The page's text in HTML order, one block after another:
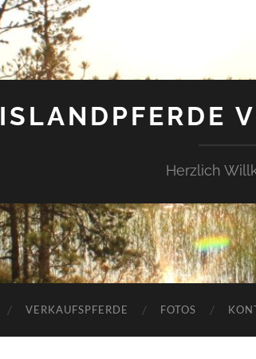
ISLANDPFERDE
Herzlich
VERKAUFSPFERDE FOTOS